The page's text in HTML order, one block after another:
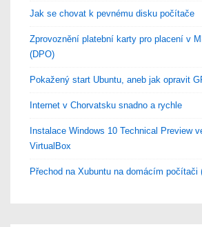
Jak se chovat k pevnému disku počítače
Zprovoznění platební karty pro placení v
(DPO)
Pokažený start Ubuntu, aneb jak opravit
Internet v Chorvatsku snadno a rychle
Instalace Windows 10 Technical Preview
VirtualBox
Přechod na Xubuntu na domácím počítači